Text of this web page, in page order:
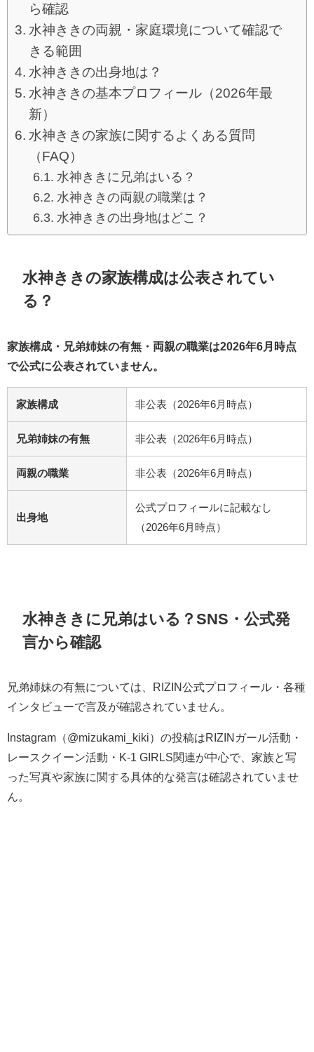
ら確認
水神ききの両親・家庭環境について確認で
きる範囲
水神ききの出身地は？
水神ききの基本プロフィール（2026年最
新）
水神ききの家族に関するよくある質問
（FAQ）
水神ききに兄弟はいる？
水神ききの両親の職業は？
水神ききの出身地はどこ？
水神ききの家族構成は公表されてい
る？
家族構成・兄弟姉妹の有無・両親の職業は2026年6月時点
で公式に公表されていません。
家族構成 非公表（2026年6月時点）
兄弟姉妹の有無 非公表（2026年6月時点）
両親の職業 非公表（2026年6月時点）
出身地
公式プロフィールに記載なし
（2026年6月時点）
水神ききに兄弟はいる？SNS・公式発
言から確認
兄弟姉妹の有無については、RIZIN公式プロフィール・各種
インタビューで言及が確認されていません。
Instagram（@mizukami_kiki）の投稿はRIZINガール活動・
レースクイーン活動・K-1 GIRLS関連が中心で、家族と写
った写真や家族に関する具体的な発言は確認されていませ
ん。